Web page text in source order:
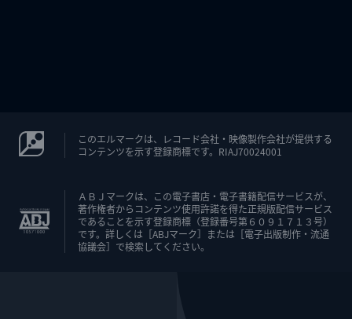
このエルマークは、レコード会社・映像製作会社が提供する
コンテンツを示す登録商標です。RIAJ70024001
ＡＢＪマークは、この電子書店・電子書籍配信サービスが、
著作権者からコンテンツ使用許諾を得た正規版配信サービス
であることを示す登録商標（登録番号第６０９１７１３号）
です。詳しくは［ABJマーク］または［電子出版制作・流通
協議会］で検索してください。